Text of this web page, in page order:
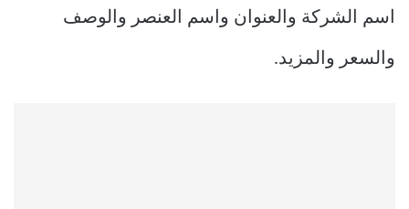
اسم الشركة والعنوان واسم العنصر والوصف
والسعر والمزيد.